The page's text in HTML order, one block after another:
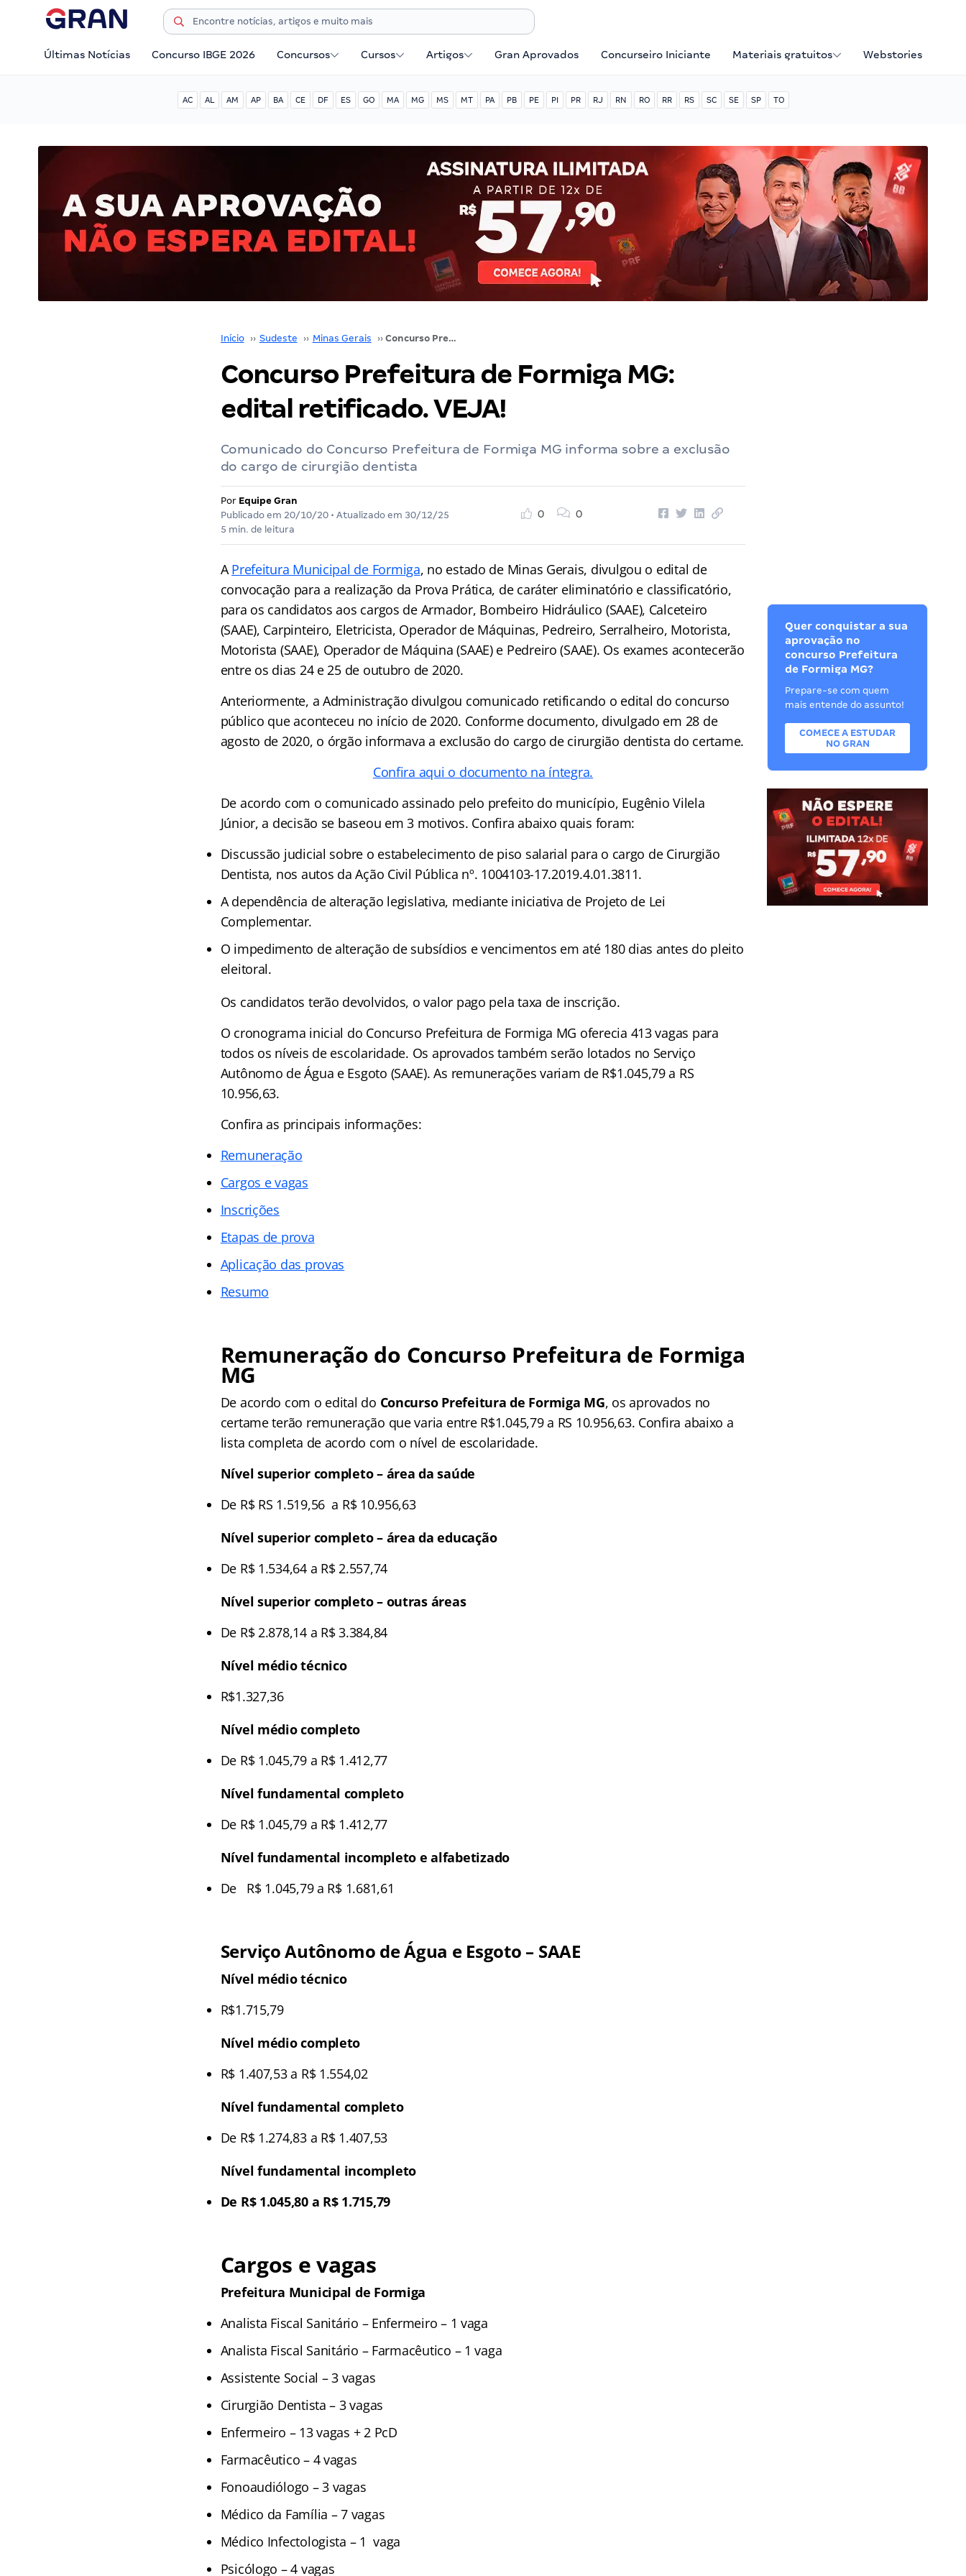
Últimas Notícias Concurso IBGE 2026 Concursos Cursos Artigos Gran Aprovados Concurseiro Iniciante Materiais gratuitos Webstories
AC AL AM AP BA CE DF ES GO MA MG MS MT PA PB PE PI PR RJ RN RO RR RS SC SE SP TO
Início ›› Sudeste ›› Minas Gerais ›› Concurso Prefeitura de Formiga MG: edital retificado. VEJA!
Concurso Prefeitura de Formiga MG:
edital retificado. VEJA!
Comunicado do Concurso Prefeitura de Formiga MG informa sobre a exclusão
do cargo de cirurgião dentista
Por Equipe Gran
Publicado em 20/10/20• Atualizado em 30/12/25
5 min. de leitura
0 0
APrefeitura Municipal de Formiga, no estado de Minas Gerais, divulgou o edital de
convocação para a realização da Prova Prática, de caráter eliminatório e classificatório,
para os candidatos aos cargos de Armador, Bombeiro Hidráulico (SAAE), Calceteiro
(SAAE), Carpinteiro, Eletricista, Operador de Máquinas, Pedreiro, Serralheiro, Motorista,
Motorista (SAAE), Operador de Máquina (SAAE) e Pedreiro (SAAE). Os exames acontecerão
entre os dias 24 e 25 de outubro de 2020.
Anteriormente, a Administração divulgou comunicado retificando o edital do concurso
público que aconteceu no início de 2020. Conforme documento, divulgado em 28 de
agosto de 2020, o órgão informava a exclusão do cargo de cirurgião dentista do certame.
Confira aqui o documento na íntegra.
De acordo com o comunicado assinado pelo prefeito do município, Eugênio Vilela
Júnior, a decisão se baseou em 3 motivos. Confira abaixo quais foram:
Discussão judicial sobre o estabelecimento de piso salarial para o cargo de Cirurgião
Dentista, nos autos da Ação Civil Pública nº. 1004103-17.2019.4.01.3811.
A dependência de alteração legislativa, mediante iniciativa de Projeto de Lei
Complementar.
O impedimento de alteração de subsídios e vencimentos em até 180 dias antes do pleito
eleitoral.
Os candidatos terão devolvidos, o valor pago pela taxa de inscrição.
O cronograma inicial do Concurso Prefeitura de Formiga MG oferecia 413 vagas para
todos os níveis de escolaridade. Os aprovados também serão lotados no Serviço
Autônomo de Água e Esgoto (SAAE). As remunerações variam de R$1.045,79 a RS
10.956,63.
Confira as principais informações:
Remuneração
Cargos e vagas
Inscrições
Etapas de prova
Aplicação das provas
Resumo
Remuneração do Concurso Prefeitura de Formiga
MG
De acordo com o edital do Concurso Prefeitura de Formiga MG, os aprovados no
certame terão remuneração que varia entre R$1.045,79 a RS 10.956,63. Confira abaixo a
lista completa de acordo com o nível de escolaridade.
Nível superior completo – área da saúde
De R$ RS 1.519,56 a R$ 10.956,63
Nível superior completo – área da educação
De R$ 1.534,64 a R$ 2.557,74
Nível superior completo – outras áreas
De R$ 2.878,14 a R$ 3.384,84
Nível médio técnico
R$1.327,36
Nível médio completo
De R$ 1.045,79 a R$ 1.412,77
Nível fundamental completo
De R$ 1.045,79 a R$ 1.412,77
Nível fundamental incompleto e alfabetizado
De R$ 1.045,79 a R$ 1.681,61
Serviço Autônomo de Água e Esgoto – SAAE
Nível médio técnico
R$1.715,79
Nível médio completo
R$ 1.407,53 a R$ 1.554,02
Nível fundamental completo
De R$ 1.274,83 a R$ 1.407,53
Nível fundamental incompleto
De R$ 1.045,80 a R$ 1.715,79
Cargos e vagas
Prefeitura Municipal de Formiga
Analista Fiscal Sanitário – Enfermeiro – 1 vaga
Analista Fiscal Sanitário – Farmacêutico – 1 vaga
Assistente Social – 3 vagas
Cirurgião Dentista – 3 vagas
Enfermeiro – 13 vagas + 2 PcD
Farmacêutico – 4 vagas
Fonoaudiólogo – 3 vagas
Médico da Família – 7 vagas
Médico Infectologista – 1 vaga
Psicólogo – 4 vagas
Quer conquistar a sua
aprovação no
concurso Prefeitura
de Formiga MG?
Prepare-se com quem
mais entende do assunto!
COMECE A ESTUDAR
NO GRAN